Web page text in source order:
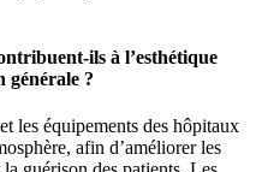
ils à l’esthétique
générale ?
les équipements des hôpitaux
afin d’améliorer les